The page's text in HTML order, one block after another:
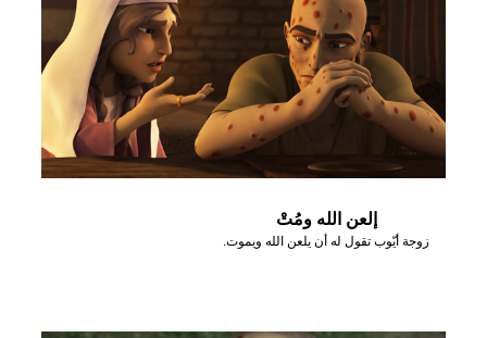
إلعن الله ومُتْ
زوجة أيّوب تقول له أن يلعن الله ويموت.